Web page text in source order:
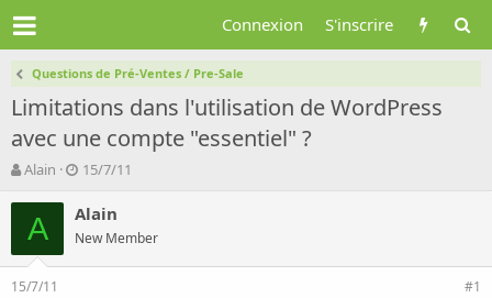
Connexion S'inscrire
Questions de Pré-Ventes / Pre-Sale
Limitations dans l'utilisation de WordPress
avec une compte "essentiel" ?
A
t
e
r
d
Alain
D
t
d
e
15/7/11
A Alain
New Member
15/7/11 #1